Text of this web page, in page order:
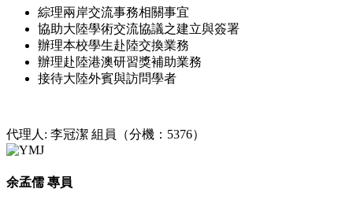
綜理兩岸交流事務相關事宜
協助大陸學術交流協議之建立與簽署
辦理本校學生赴陸交換業務
辦理赴陸港澳研習獎補助業務
接待大陸外賓與訪問學者
代理人: 李冠潔 組員（分機：5376）
余孟儒 專員